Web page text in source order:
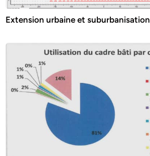
Extension urbaine et suburbanisation